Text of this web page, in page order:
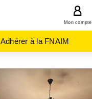
Mon compte
Adhérer à la FNAIM